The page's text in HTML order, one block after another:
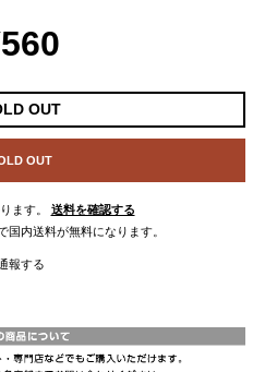
OUT
OUT
ます。
送料を確認する
内送料が無料になります。
報する